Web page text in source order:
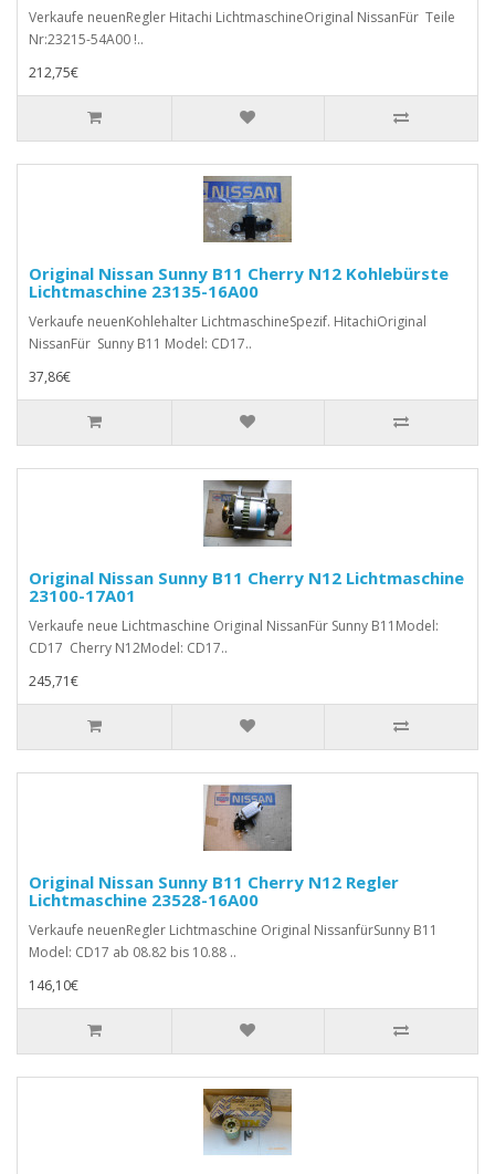
Verkaufe neuenRegler Hitachi LichtmaschineOriginal NissanFür Teile
Nr:23215-54A00 !..
212,75€
Original Nissan Sunny B11 Cherry N12 Kohlebürste
Lichtmaschine 23135-16A00
Verkaufe neuenKohlehalter LichtmaschineSpezif. HitachiOriginal
NissanFür Sunny B11 Model: CD17..
37,86€
Original Nissan Sunny B11 Cherry N12 Lichtmaschine
23100-17A01
Verkaufe neue Lichtmaschine Original NissanFür Sunny B11Model:
CD17 Cherry N12Model: CD17..
245,71€
Original Nissan Sunny B11 Cherry N12 Regler
Lichtmaschine 23528-16A00
Verkaufe neuenRegler Lichtmaschine Original NissanfürSunny B11
Model: CD17 ab 08.82 bis 10.88 ..
146,10€